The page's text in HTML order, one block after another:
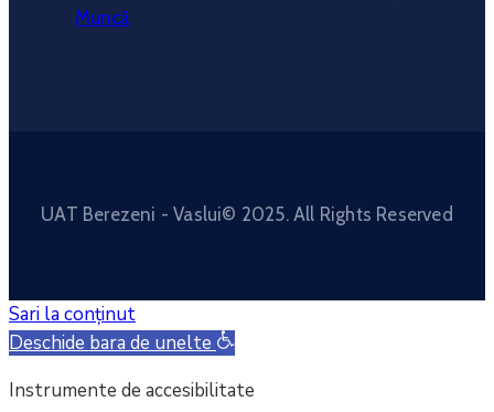
Muncă
UAT Berezeni - Vaslui© 2025. All Rights Reserved
Sari la conținut
Deschide bara de unelte
Instrumente de accesibilitate